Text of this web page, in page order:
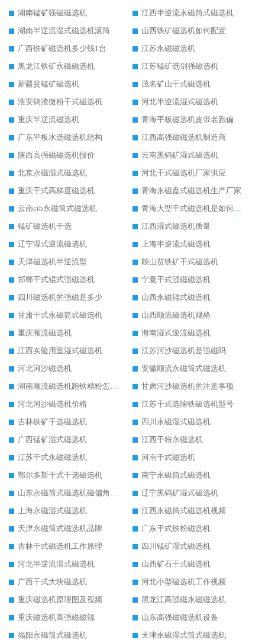
湖南锰矿强磁磁选机
江西半逆流永磁筒式磁选机
湖南半逆流湿式磁选机滚筒
山西铁矿磁选机如何配置
广西铁矿磁选机多少钱1台
江苏永磁磁选机
黑龙江铁矿永磁磁选机
江苏锰矿选别强磁选机
新疆贫锰矿磁选机
茂名矿山干式磁选机
淮安钢渣微粉干式磁选机
河北半逆流湿式磁选机
重庆半逆流磁选机
青海平板磁选机皮带老跑偏
广东平板水选磁选机结构
江西高强磁磁选机制造商
陕西高强磁磁选机报价
云南黑钨矿湿式磁选机
北京永磁湿式磁选机
河北干式磁选机厂家供应
重庆干式高梯度磁选机
青海永磁盘式磁选机生产厂家
云南ctb永磁筒式磁选机
青海大型干式磁选机是如何选矿的
锰矿磁选机干选
江西湿式磁选机质量
辽宁湿式逆流磁选机
上海半逆流式磁选机
天津磁选机半逆流型
鞍山贫铁矿干式磁选机
邯郸干式辊式强磁选机
宁夏干式强磁磁选机
四川磁选机的强磁是多少
山西永磁辊式磁选机
甘肃干式永磁筒式磁选机
山西顺流磁选机规格
重庆顺流磁选机
海南湿式逆流磁选机
江西实验用室湿式磁选机
江苏河沙磁选机是强磁吗
河北河沙磁选机
安徽顺流永磁筒式磁选机
湖南顺流磁选机跑铁精粉怎么处理
甘肃河沙磁选机的注意事项
河北河沙磁选机价格
江苏干式选除铁磁选机型号
吉林铁矿干选磁选机
四川永磁湿式磁选机
广西锰矿湿式磁选机
江西干粉永磁选机
江苏干式永磁磁选机
河南干式磁选机
鄂尔多斯干式干选磁选机
南宁永磁筒式磁选机
山东永磁筒式磁选机磁偏角怎么调整
辽宁黑钨矿湿式磁选机
上海永磁湿式磁选机
江西永磁筒式磁选机视频
天津永磁筒式磁选机品牌
广东干式铁粉磁选机
吉林干式磁选机工作原理
四川锰矿湿式磁选机
河北半逆流湿式磁选机
山西矿石干式磁选机
广西干式大块磁选机
河北小型磁选机工作视频
重庆磁选机原理图及视频
黑龙江高强磁永磁磁选机
重庆磁选机高强磁磁辊
山东高强磁磁选机设备
揭阳永磁筒式磁选机
天津永磁湿式筒式磁选机